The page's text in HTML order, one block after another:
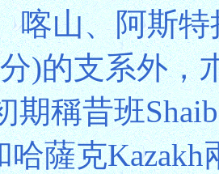
喀山、阿斯
)的支系外，
期稱昔班
哈薩克